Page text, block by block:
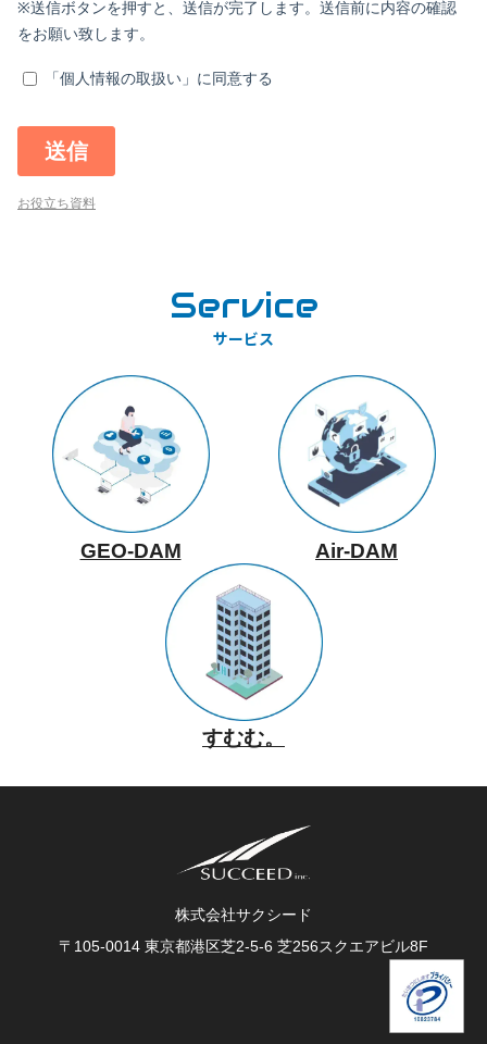
お役立ち資料
Service
サービス
GEO-DAM Air-DAM
すむむ。
株式会社サクシード
〒105-0014 東京都港区芝2-5-6 芝256スクエアビル8F